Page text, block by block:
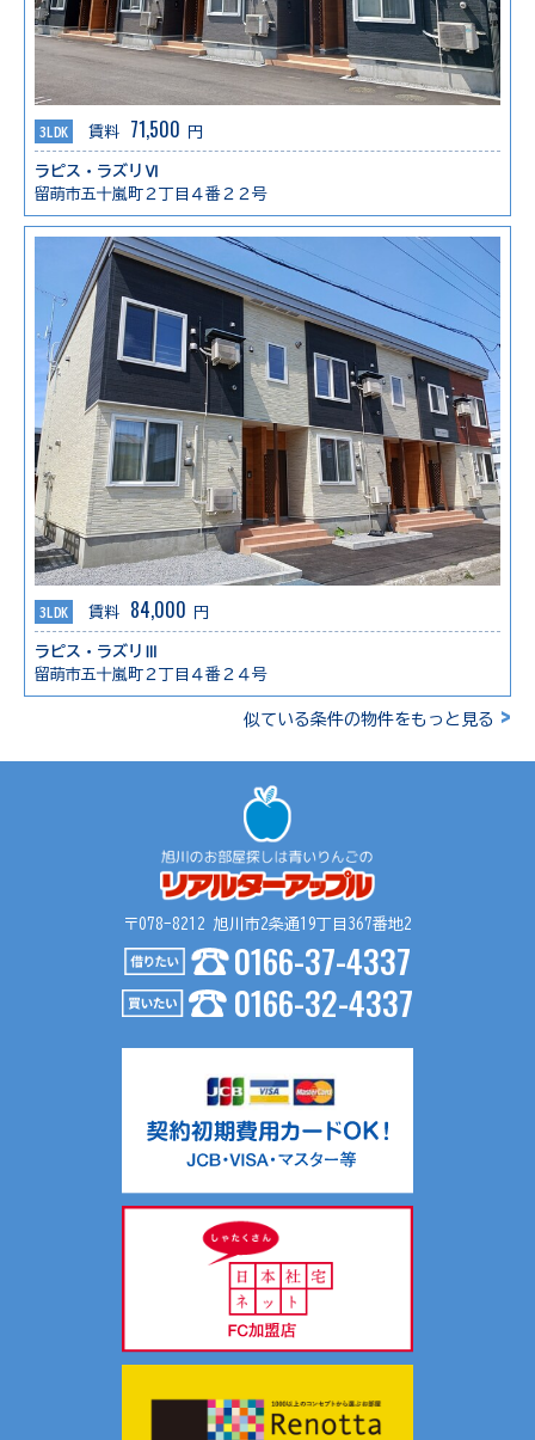
3LDK 賃料 71,500 円
ラピス・ラズリⅥ
留萌市五十嵐町２丁目４番２２号
3LDK 賃料 84,000 円
ラピス・ラズリⅢ
留萌市五十嵐町２丁目４番２４号
似ている条件の物件をもっと見る >
〒078-8212 旭川市2条通19丁目367番地2
0166-37-4337
0166-32-4337